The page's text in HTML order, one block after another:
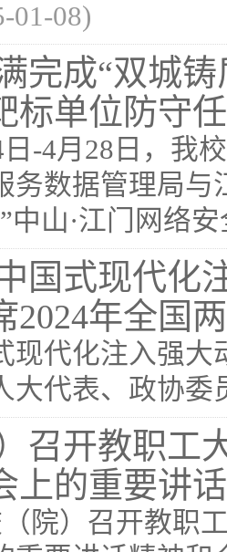
01-08)
完成“双城铸
标单位防守
日-4月28日，我
务数据管理局
中山·江门网络
国式现代化
2024年全国
现代化注入强
大代表、政协
召开教职工
上的重要讲
院）召开教职